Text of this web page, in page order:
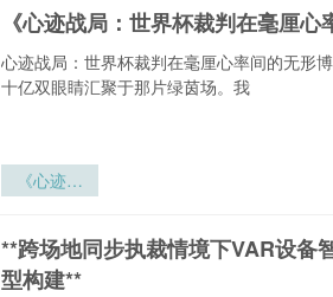
境协同通关
网络设计与
应急效能提
升路径研
《心迹战局：世界杯裁判在毫厘心
心迹战局：世界杯裁判在毫厘心率间的无形
十亿双眼睛汇聚于那片绿茵场。我
《心迹战
心率间的无
形博弈》
**跨场地同步执裁情境下VAR设备
型构建**